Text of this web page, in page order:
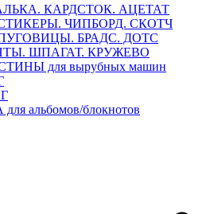
КАРДСТОК. АЦЕТАТ
ЧИПБОРД. СКОТЧ
БРАДС. ДОТС
ШПАГАТ. КРУЖЕВО
для вырубных машин
альбомов/блокнотов